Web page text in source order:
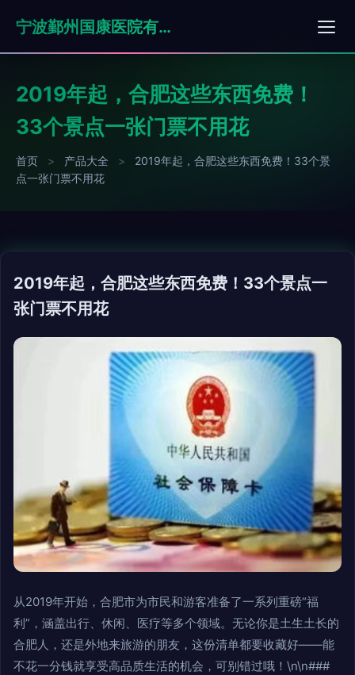
宁波鄞州国康医院有限公司
2019年起，合肥这些东西免费！
33个景点一张门票不用花
首页 > 产品大全 >
2019年起，合肥这些东西免费！33个景
点一张门票不用花
2019年起，合肥这些东西免费！33个景点一
张门票不用花
从2019年开始，合肥市为市民和游客准备了一系列重磅“福
利”，涵盖出行、休闲、医疗等多个领域。无论你是土生土长的
合肥人，还是外地来旅游的朋友，这份清单都要收藏好——能
不花一分钱就享受高品质生活的机会，可别错过哦！\n\n###